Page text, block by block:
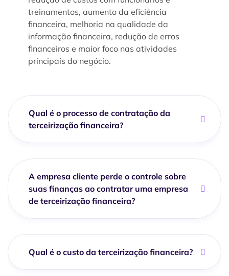
treinamentos, aumento da eficiência
financeira, melhoria na qualidade da
informação financeira, redução de erros
financeiros e maior foco nas atividades
principais do negócio.
Qual é o processo de contratação da
terceirização financeira?
A empresa cliente perde o controle sobre
suas finanças ao contratar uma empresa
de terceirização financeira?
Qual é o custo da terceirização financeira?